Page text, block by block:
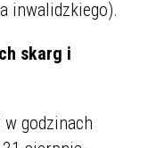
inwalidzkiego).
skarg i
godzinach